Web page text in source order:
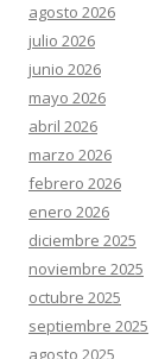
agosto 2026
julio 2026
junio 2026
mayo 2026
abril 2026
marzo 2026
febrero 2026
enero 2026
diciembre 2025
noviembre 2025
octubre 2025
septiembre 2025
agosto 2025